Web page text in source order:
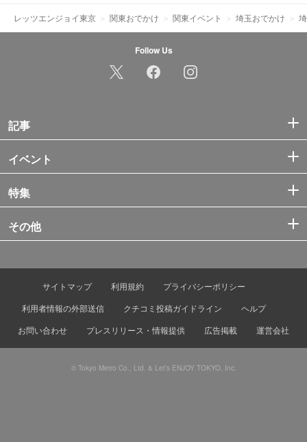
レッツエンジョイ東京 関東おでかけ 関東イベント 埼玉おでかけ
Follow Us
記事
イベント
特集
その他
サイトマップ 利用規約
プライバシーポリシー
利用者情報の外部送信
クチコミ投稿ガイドライン
ヘルプ
お問い合わせ
プレスリリース・情報提供 広告掲載 運営会社
© Tokyo Metro Co., Ltd. & Let’s ENJOY TOKYO, Inc.